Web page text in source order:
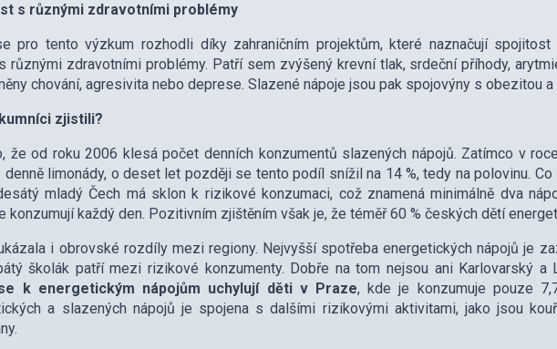
s různými zdravotními problémy
pro tento výzkum rozhodli díky zahraničním projektům, které naznačují spojitost
různými zdravotními problémy. Patří sem zvýšený krevní tlak, srdeční příhody,
chování, agresivita nebo deprese. Slazené nápoje jsou pak spojovýny s obezitou a
zjistili?
že od roku 2006 klesá počet denních konzumentů slazených nápojů. Zatímco v
denně limonády, o deset let později se tento podíl snížil na 14 %, tedy na polovinu.
mladý Čech má sklon k rizikové konzumaci, což znamená minimálně dva
konzumují každý den. Pozitivním zjištěním však je, že téměř 60 % českých dětí
i obrovské rozdíly mezi regiony. Nejvyšší spotřeba energetických nápojů je
školák patří mezi rizikové konzumenty. Dobře na tom nejsou ani Karlovarský a
k energetickým nápojům uchylují děti v Praze, kde je konzumuje pouze
a slazených nápojů je spojena s dalšími rizikovými aktivitami, jako jsou